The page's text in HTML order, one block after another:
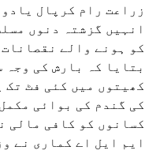
زراعت رام کرپال
انہیں گزشتہ دنوں
کو ہونے والے
بتایا کہ بارش کی
کھیتوں میں کئی فٹ
کی گندم کی بوائی
کسانوں کو کافی مالی
ایم ایل اے کماری نے